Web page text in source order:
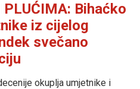
Bihaćko
iz cijelog
svečano
okuplja umjetnike i